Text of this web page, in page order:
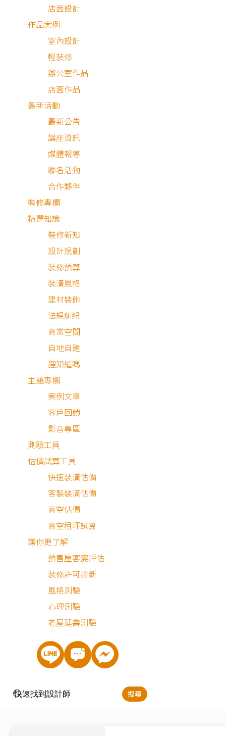
店面設計
作品案例
室內設計
輕裝修
辦公室作品
店面作品
最新活動
最新公告
講座資訊
媒體報導
聯名活動
合作夥伴
裝修專欄
精選知識
裝修新知
設計規劃
裝修預算
裝潢風格
建材裝飾
法規糾紛
商業空間
自地自建
狸知道嗎
主題專欄
案例文章
客戶回饋
影音專區
測驗工具
估價試算工具
快速裝潢估價
客製裝潢估價
商空估價
商空租坪試算
讓你更了解
預售屋客變評估
裝修許可診斷
風格測驗
心理測驗
老屋延壽測驗
搜尋
購屋前曾經聽過一句話：「要讓一個人徹底崩潰，就讓
去裝潢房子」，所以購屋後即便預算不多但還是秉持著相信
業的心態到處尋找能信任的設計公司，因偶然在網路上看到
公司能快速且透明的報價，因此抱持著半信半疑的心態試談
提供很多實用的建議，並且依照預算進行規劃，即便是屋主
要但無法達成的部分，也能給出很多替代作法，讓我感受到
把客戶的家當成自己的房屋那樣來對待，讓新手屋主的我有
不少的信心。
施工階段，有些與設計上不滿足或施工品質未達到期望的工
項，都十分挑剔且認真的修正完成，有時候可能只是一個滑
不順或是油漆顏色未達到設計的感覺，她總是會比我還挑剔
重新施作，讓我能很放心的把房屋交給他們，即便到了現在
收完畢後，還有遇到一些小細節，也都能協助處理，我想我
幸運的在第一次就碰到樂活輕裝修（狸樂聚品牌前身，也十
感謝Lisa與其施工團隊的幫忙，讓我能快樂的住進新家，完
一樁人生中的大事。